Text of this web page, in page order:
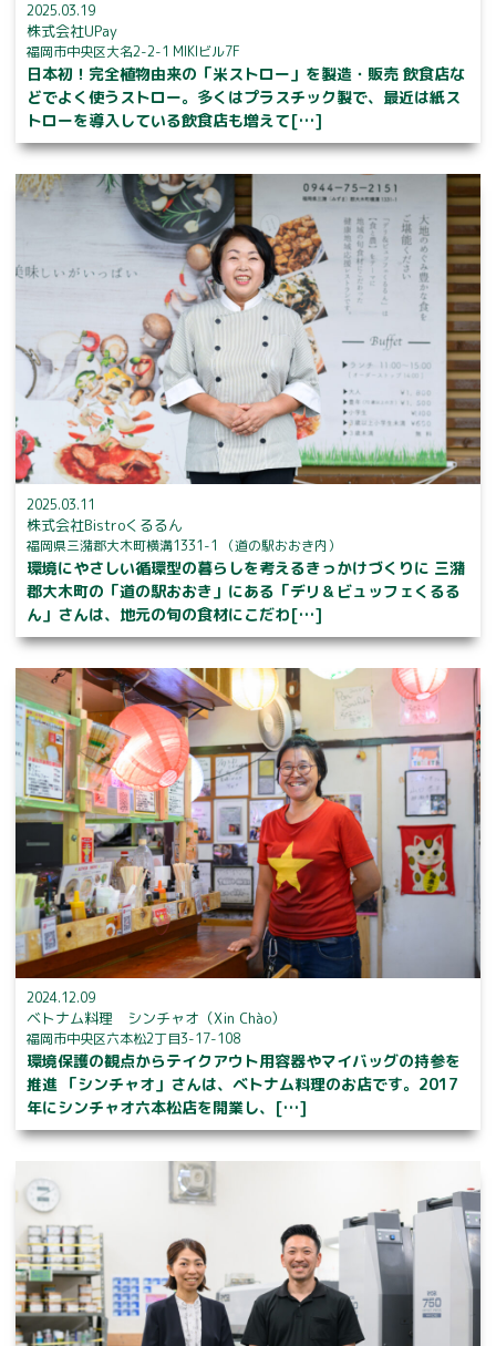
2025.03.19
株式会社UPay
福岡市中央区大名2-2-1 MIKIビル7F
日本初！完全植物由来の「米ストロー」を製造・販売 飲食店な
どでよく使うストロー。多くはプラスチック製で、最近は紙ス
トローを導入している飲食店も増えて[…]
2025.03.11
株式会社Bistroくるるん
福岡県三潴郡大木町横溝1331-1 （道の駅おおき内）
環境にやさしい循環型の暮らしを考えるきっかけづくりに 三潴
郡大木町の「道の駅おおき」にある「デリ＆ビュッフェくるる
ん」さんは、地元の旬の食材にこだわ[…]
2024.12.09
ベトナム料理 シンチャオ（Xin Chào）
福岡市中央区六本松2丁目3-17-108
環境保護の観点からテイクアウト用容器やマイバッグの持参を
推進 「シンチャオ」さんは、ベトナム料理のお店です。2017
年にシンチャオ六本松店を開業し、[…]